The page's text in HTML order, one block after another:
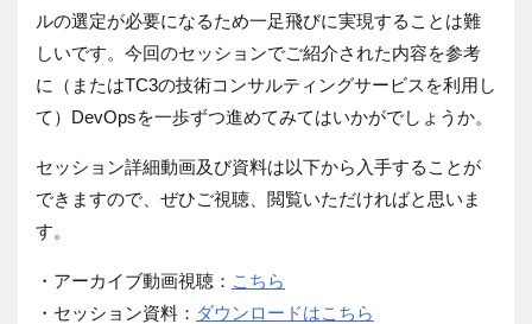
ルの選定が必要になるため一足飛びに実現することは難
しいです。今回のセッションでご紹介された内容を参考
に（またはTC3の技術コンサルティングサービスを利用し
て）DevOpsを一歩ずつ進めてみてはいかがでしょうか。
セッション詳細動画及び資料は以下から入手することが
できますので、ぜひご視聴、閲覧いただければと思いま
す。
・アーカイブ動画視聴： こちら
・セッション資料： ダウンロードはこちら